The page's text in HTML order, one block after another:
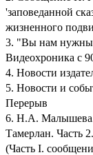
'заповеданной
жизненного
3. "Вы нам нужны
Видеохроника с
4. Новости
5. Новости и
Перерыв
6. Н.А. Малышева.
Тамерлан. Часть 2.
(Часть I.